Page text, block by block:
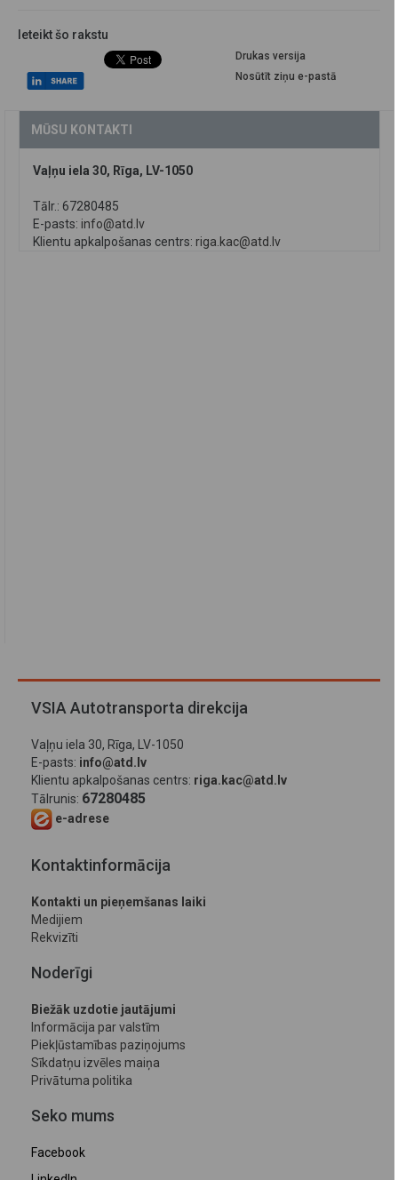
Ieteikt šo rakstu
Drukas versija
Nosūtīt ziņu e-pastā
MŪSU KONTAKTI
Vaļņu iela 30, Rīga, LV-1050
Tālr.: 67280485
E-pasts: info@atd.lv
Klientu apkalpošanas centrs: riga.kac@atd.lv
VSIA Autotransporta direkcija
Vaļņu iela 30, Rīga, LV-1050
E-pasts: info@atd.lv
Klientu apkalpošanas centrs: riga.kac@atd.lv
Tālrunis: 67280485
e-adrese
Kontaktinformācija
Kontakti un pieņemšanas laiki
Medijiem
Rekvizīti
Noderīgi
Biežāk uzdotie jautājumi
Informācija par valstīm
Piekļūstamības paziņojums
Sīkdatņu izvēles maiņa
Privātuma politika
Seko mums
Facebook